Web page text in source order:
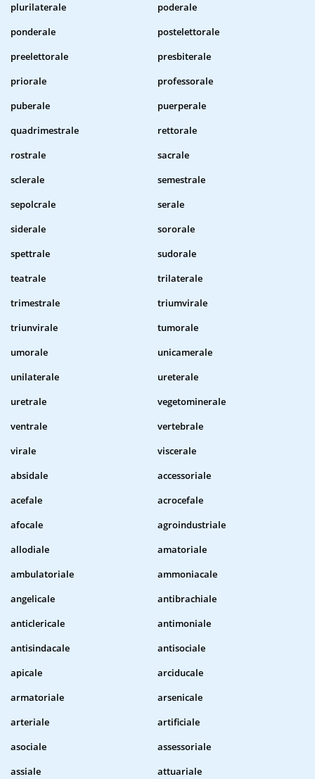
plurilaterale
poderale
ponderale
postelettorale
preelettorale
presbiterale
priorale
professorale
puberale
puerperale
quadrimestrale
rettorale
rostrale
sacrale
sclerale
semestrale
sepolcrale
serale
siderale
sororale
spettrale
sudorale
teatrale
trilaterale
trimestrale
triumvirale
triunvirale
tumorale
umorale
unicamerale
unilaterale
ureterale
uretrale
vegetominerale
ventrale
vertebrale
virale
viscerale
absidale
accessoriale
acefale
acrocefale
afocale
agroindustriale
allodiale
amatoriale
ambulatoriale
ammoniacale
angelicale
antibrachiale
anticlericale
antimoniale
antisindacale
antisociale
apicale
arciducale
armatoriale
arsenicale
arteriale
artificiale
asociale
assessoriale
assiale
attuariale